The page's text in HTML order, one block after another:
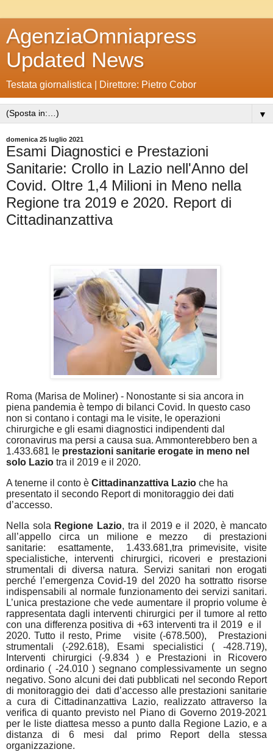
AgenziaOmniapress
Updated News
Testata giornalistica | Direttore: Pietro Cobor
▼
domenica 25 luglio 2021
Esami Diagnostici e Prestazioni
Sanitarie: Crollo in Lazio nell'Anno del
Covid. Oltre 1,4 Milioni in Meno nella
Regione tra 2019 e 2020. Report di
Cittadinanzattiva
Roma (Marisa de Moliner) - Nonostante si sia ancora in
piena pandemia è tempo di bilanci Covid. In questo caso
non si contano i contagi ma le visite, le operazioni
chirurgiche e gli esami diagnostici indipendenti dal
coronavirus ma persi a causa sua. Ammonterebbero ben a
1.433.681 le prestazioni sanitarie erogate in meno nel
solo Lazio tra il 2019 e il 2020.
A tenerne il conto è Cittadinanzattiva Lazio che ha
presentato il secondo Report di monitoraggio dei dati
d’accesso.
Nella sola Regione Lazio, tra il 2019 e il 2020, è mancato
all’appello circa un milione e mezzo
di prestazioni
sanitarie:
esattamente,
1.433.681,tra primevisite, visite
specialistiche, interventi chirurgici, ricoveri e prestazioni
strumentali di diversa natura. Servizi sanitari non erogati
perché l’emergenza Covid-19 del 2020 ha sottratto risorse
indispensabili al normale funzionamento dei servizi sanitari.
L’unica prestazione che vede aumentare il proprio volume è
rappresentata dagli interventi chirurgici per il tumore al retto
con una differenza positiva di +63 interventi tra il 2019 e il
2020. Tutto il resto, Prime
visite (-678.500),
Prestazioni
strumentali (-292.618), Esami specialistici (
-428.719),
Interventi chirurgici (-9.834 ) e Prestazioni in Ricovero
ordinario ( -24.010 ) segnano complessivamente un segno
negativo. Sono alcuni dei dati pubblicati nel secondo Report
di monitoraggio dei
dati d’accesso alle prestazioni sanitarie
a cura di Cittadinanzattiva Lazio, realizzato attraverso la
verifica di quanto previsto nel Piano di Governo 2019-2021
per le liste diattesa messo a punto dalla Regione Lazio, e a
distanza di 6 mesi dal primo Report della stessa
organizzazione.